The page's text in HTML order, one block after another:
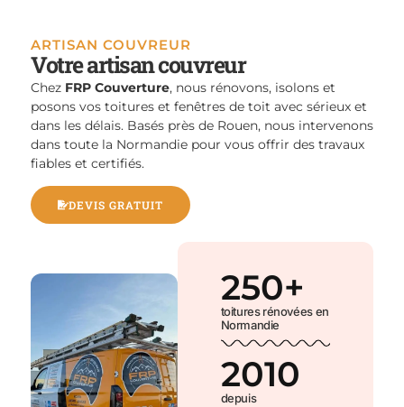
toitures rénovées en
Normandie
250+
depuis
2010
ARTISAN COUVREUR
Votre artisan couvreur
Chez FRP Couverture, nous rénovons, isolons et
posons vos toitures et fenêtres de toit avec sérieux et
dans les délais. Basés près de Rouen, nous intervenons
dans toute la Normandie pour vous offrir des travaux
fiables et certifiés.
DEVIS GRATUIT